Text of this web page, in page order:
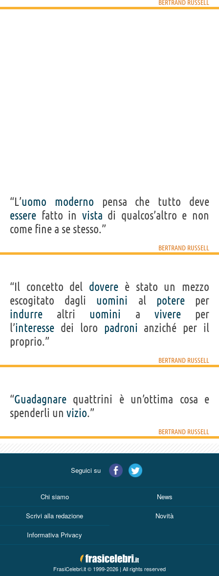
BERTRAND RUSSELL
“L’uomo moderno pensa che tutto deve
essere fatto in vista di qualcos’altro e non
come fine a se stesso.”
BERTRAND RUSSELL
“Il concetto del dovere è stato un mezzo
escogitato dagli uomini al potereper
indurre altri uomini a vivereper
l’interesse dei loro padroni anziché per il
proprio.”
BERTRAND RUSSELL
“Guadagnare quattrini è un’ottima cosa e
spenderli un vizio.”
BERTRAND RUSSELL
Seguici su
Chi siamo News
Scrivi alla redazione Novità
Informativa Privacy
FrasiCelebri.it © 1999-2026 | All rights reserved